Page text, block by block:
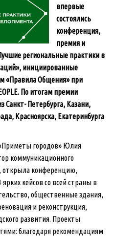
впервые
состоялись
конференция,
премия и
региональные практики в
инициированные
«Правила Общения» при
По итогам премии
Санкт- Петербурга, Казани,
Красноярска, Екатеринбурга
городов» Юлия
коммуникационного
открыла конференцию,
кейсов со всей страны в
общественные здания,
и реконструкция,
развития. Проекты
благодаря рекомендациям